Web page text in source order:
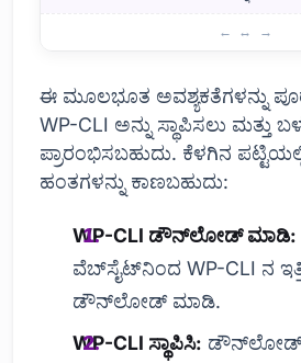
ಈ ಮೂಲಭೂತ ಅವಶ್ಯಕತೆಗಳನ್ನು
WP-CLI ಅನ್ನು ಸ್ಥಾಪಿಸಲು ಮತ್ತು
ಪ್ರಾರಂಭಿಸಬಹುದು. ಕೆಳಗಿನ
ಹಂತಗಳನ್ನು ಕಾಣಬಹುದು:
WP-CLI ಡೌನ್‌ಲೋಡ್ ಮಾಡಿ:
ವೆಬ್‌ಸೈಟ್‌ನಿಂದ WP-CLI ನ
ಡೌನ್‌ಲೋಡ್ ಮಾಡಿ.
WP-CLI ಸ್ಥಾಪಿಸಿ: ಡೌನ್‌ಲೋಡ್